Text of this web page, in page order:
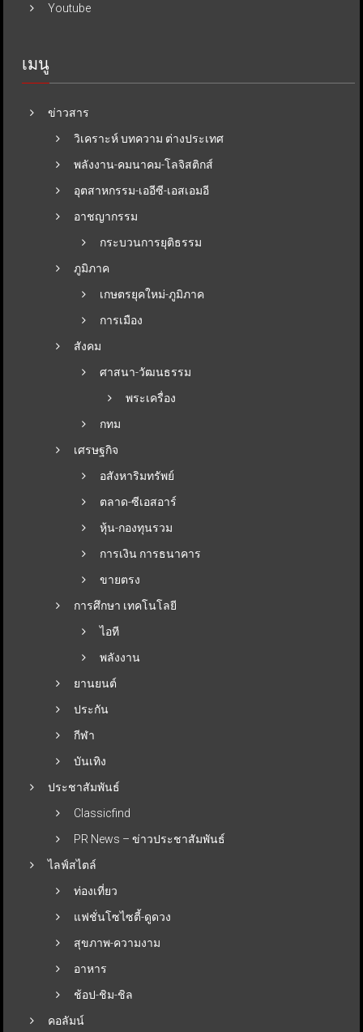
Youtube
เมนู
ข่าวสาร
วิเคราะห์ บทความ ต่างประเทศ
พลังงาน-คมนาคม-โลจิสติกส์
อุตสาหกรรม-เออีซี-เอสเอมอี
อาชญากรรม
กระบวนการยุติธรรม
ภูมิภาค
เกษตรยุคใหม่-ภูมิภาค
การเมือง
สังคม
ศาสนา-วัฒนธรรม
พระเครื่อง
กทม
เศรษฐกิจ
อสังหาริมทรัพย์
ตลาด-ซีเอสอาร์
หุ้น-กองทุนรวม
การเงิน การธนาคาร
ขายตรง
การศึกษา เทคโนโลยี
ไอที
พลังงาน
ยานยนต์
ประกัน
กีฬา
บันเทิง
ประชาสัมพันธ์
Classicfind
PR News – ข่าวประชาสัมพันธ์
ไลฟ์สไตล์
ท่องเที่ยว
แฟชั่นโซไซตี้-ดูดวง
สุขภาพ-ความงาม
อาหาร
ช้อป-ชิม-ชิล
คอลัมน์